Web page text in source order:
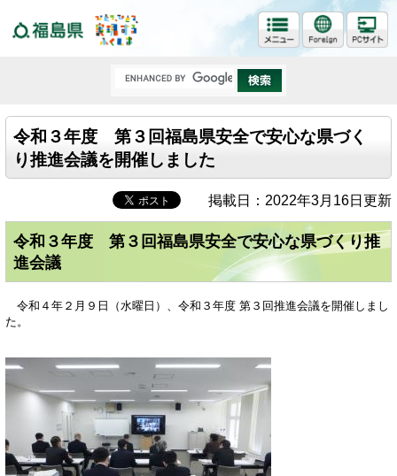
令和３年度 第３回福島県安全で安心な県づく
り推進会議を開催しました
掲載日：2022年3月16日更新
令和３年度 第３回福島県安全で安心な県づくり推
進会議
令和４年２月９日（水曜日）、令和３年度 第３回推進会議を開催しまし
た。